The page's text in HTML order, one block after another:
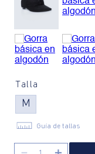
Talla
M
Guía de tallas